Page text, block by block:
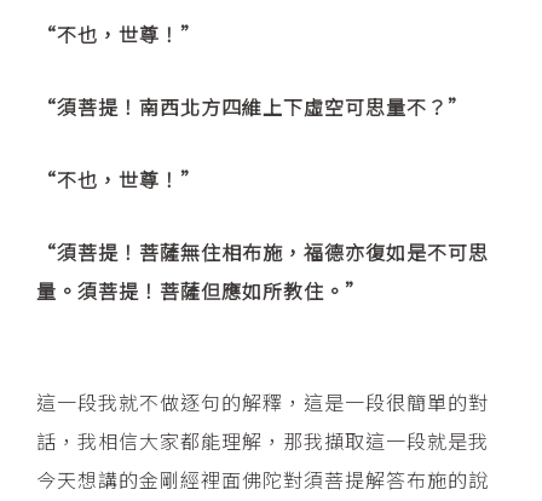
“不也，世尊！”
“須菩提！南西北方四維上下虛空可思量不？”
“不也，世尊！”
“須菩提！菩薩無住相布施，福德亦復如是不可思
量。須菩提！菩薩但應如所教住。”
這一段我就不做逐句的解釋，這是一段很簡單的對
話，我相信大家都能理解，那我擷取這一段就是我
今天想講的金剛經裡面佛陀對須菩提解答布施的說